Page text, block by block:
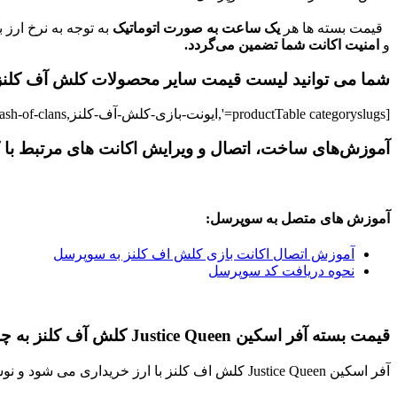
قیمت بسته ها هر یک ساعت به صورت اتوماتیک به توجه به نرخ
و امنیت اکانت شما تضمین می‌گردد.
شما می توانید لیست قیمت سایر محصولات کلش آف کلنز
[productTable categoryslugs=',ایونت-بازی-کلش-آف-کلنز,golden-pass-clash-of-clans,golden-pass-clash-of-clans,جم-آیدی-کلش-اف-کلنز,جم-کلش-آف-کلنز,' stock='false' hasbutton='true']
آموزش‌های ساخت، اتصال و ویرایش اکانت های مرتبط
آموزش های متصل به سوپرسل:
آموزش اتصال اکانت بازی کلش اف کلنز به سوپرسل
نحوه دریافت کد سوپرسل
قیمت بسته آفر اسکین Justice Queen کلش آف کلنز به چه چیزی بستگی دارد؟
آفر اسکین Justice Queen کلش اف کلنز با ارز خریداری می شود و نوسانات ارزی تاثیر مستقیمی بر